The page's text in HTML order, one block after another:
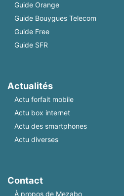
Guide Orange
Guide Bouygues Telecom
Guide Free
Guide SFR
Actualités
Actu forfait mobile
Actu box internet
Actu des smartphones
Actu diverses
Contact
À propos de Mezabo